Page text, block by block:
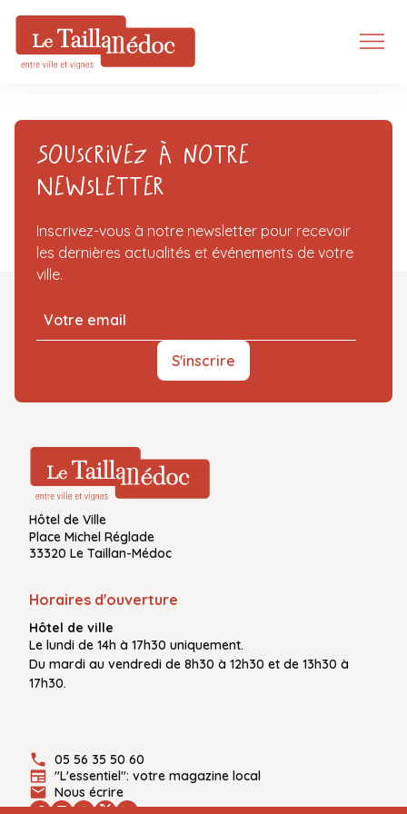
Souscrivez à notre
Newsletter
Inscrivez-vous à notre newsletter pour recevoir
les dernières actualités et événements de votre
ville.
S'inscrire
Hôtel de Ville
Place Michel Réglade
33320 Le Taillan-Médoc
Horaires d'ouverture
Hôtel de ville
Le lundi de 14h à 17h30 uniquement.
Du mardi au vendredi de 8h30 à 12h30 et de 13h30 à
17h30.
05 56 35 50 60
"L'essentiel": votre magazine local
Nous écrire